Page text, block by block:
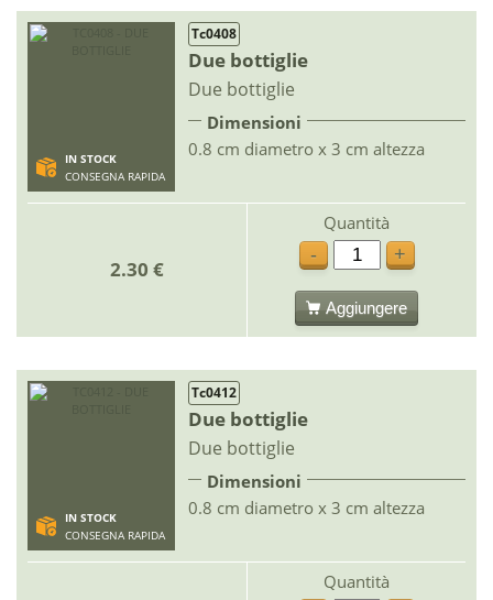
IN STOCK
CONSEGNA RAPIDA
Tc0408
Due bottiglie
Due bottiglie
Dimensioni
0.8 cm diametro x 3 cm altezza
2.30 €
Quantità
-
+
Aggiungere
IN STOCK
CONSEGNA RAPIDA
Tc0412
Due bottiglie
Due bottiglie
Dimensioni
0.8 cm diametro x 3 cm altezza
Quantità